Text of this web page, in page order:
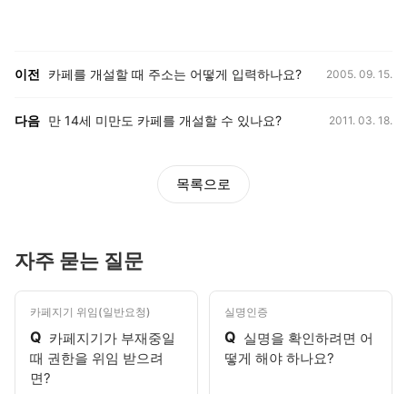
이전 카페를 개설할 때 주소는 어떻게 입력하나요? 2005. 09. 15.
다음 만 14세 미만도 카페를 개설할 수 있나요? 2011. 03. 18.
목록으로
자주 묻는 질문
카페지기 위임(일반요청)
Q 카페지기가 부재중일
때 권한을 위임 받으려
면?
실명인증
Q 실명을 확인하려면 어
떻게 해야 하나요?